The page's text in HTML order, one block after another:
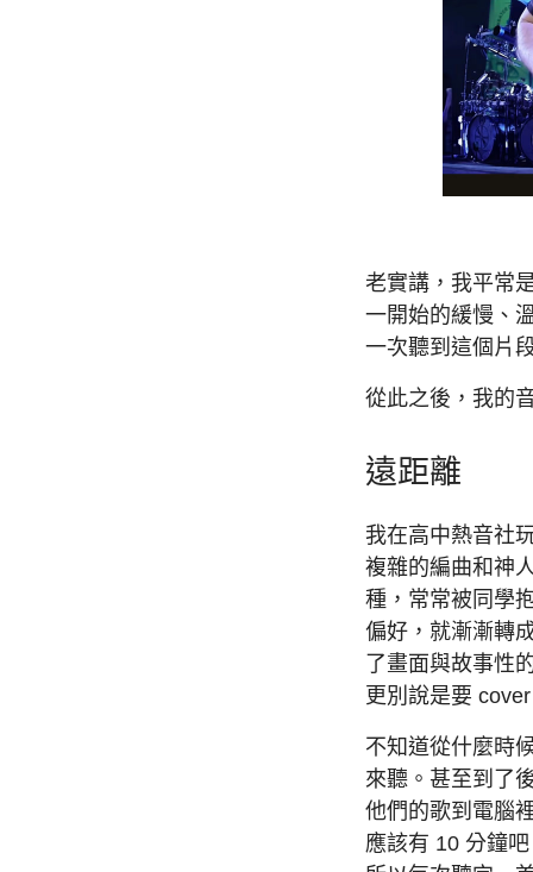
老實講，我平常
一開始的緩慢、
一次聽到這個片
從此之後，我的
遠距離
我在高中熱音社
複雜的編曲和神
種，常常被同學
偏好，就漸漸轉
了畫面與故事性
更別說是要
不知道從什麼時
來聽。甚至到了
他們的歌到電腦
應該有 10 分鐘